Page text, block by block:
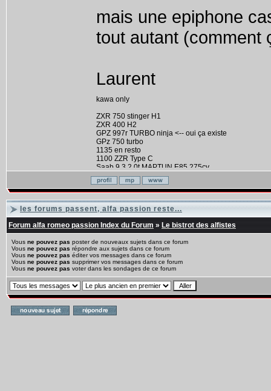
mais une epiphone
tout autant (comment
Laurent
kawa only
ZXR 750 stinger H1
ZXR 400 H2
GPZ 997r TURBO ninja <-- oui ça existe
GPz 750 turbo
1135 en resto
1100 ZZR Type C
Saab 9.3 2.0t MAPTUN E85 275cv
ZX 10 TOMCAT
les forums passent, alfa passion reste...
Forum alfa romeo passion Index du Forum»Le bistrot des alfistes
Vous ne pouvez pas poster de nouveaux sujets dans ce forum
Vous ne pouvez pas répondre aux sujets dans ce forum
Vous ne pouvez pas éditer vos messages dans ce forum
Vous ne pouvez pas supprimer vos messages dans ce forum
Vous ne pouvez pas voter dans les sondages de ce forum